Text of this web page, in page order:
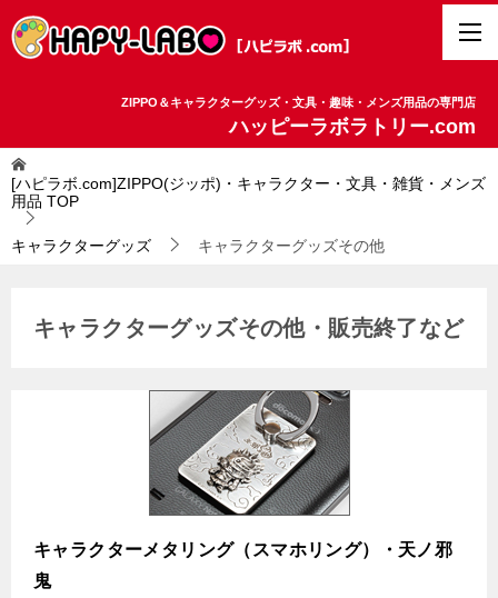
ZIPPO＆キャラクターグッズ・文具・趣味・メンズ用品の専門店
ハッピーラボラトリー.com
[ハピラボ.com]ZIPPO(ジッポ)・キャラクター・文具・雑貨・メンズ
用品 TOP
キャラクターグッズ キャラクターグッズその他
キャラクターグッズその他・販売終了など
キャラクターメタリング（スマホリング）・天ノ邪
鬼